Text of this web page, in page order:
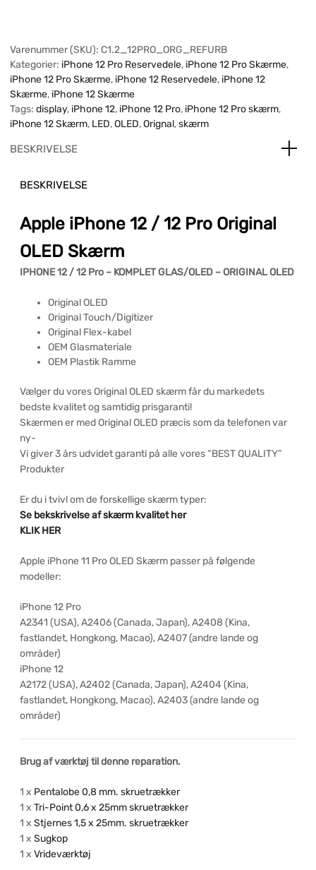
Varenummer (SKU): C1.2_12PRO_ORG_REFURB
Kategorier: iPhone 12 Pro Reservedele, iPhone 12 Pro Skærme,
iPhone 12 Pro Skærme, iPhone 12 Reservedele, iPhone 12
Skærme, iPhone 12 Skærme
Tags: display, iPhone 12, iPhone 12 Pro, iPhone 12 Pro skærm,
iPhone 12 Skærm, LED,OLED,Orignal,skærm
BESKRIVELSE
BESKRIVELSE
Apple iPhone 12 / 12 Pro Original
OLED Skærm
IPHONE 12 / 12 Pro – KOMPLET GLAS/OLED – ORIGINAL OLED
Original OLED
Original Touch/Digitizer
Original Flex-kabel
OEM Glasmateriale
OEM Plastik Ramme
Vælger du vores Original OLED skærm får du markedets
bedste kvalitet og samtidig prisgaranti!
Skærmen er med Original OLED præcis som da telefonen var
ny-
Vi giver 3 års udvidet garanti på alle vores “BEST QUALITY”
Produkter
Er du i tvivl om de forskellige skærm typer:
Se bekskrivelse af skærm kvalitet her
KLIK HER
Apple iPhone 11 Pro OLED Skærm passer på følgende
modeller:
iPhone 12 Pro
A2341 (USA), A2406 (Canada, Japan), A2408 (Kina,
fastlandet, Hongkong, Macao), A2407 (andre lande og
områder)
iPhone 12
A2172 (USA), A2402 (Canada, Japan), A2404 (Kina,
fastlandet, Hongkong, Macao), A2403 (andre lande og
områder)
Brug af værktøj til denne reparation.
1 x Pentalobe 0,8 mm. skruetrækker
1 x Tri-Point 0,6 x 25mm skruetrækker
1 x Stjernes 1,5 x 25mm. skruetrækker
1 x Sugkop
1 x Vrideværktøj